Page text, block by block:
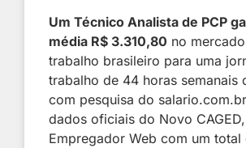
Um Técnico Analista de PCP
média R$ 3.310,80 no
trabalho brasileiro para uma
trabalho de 44 horas semanais
com pesquisa do
dados oficiais do Novo
Empregador Web com um